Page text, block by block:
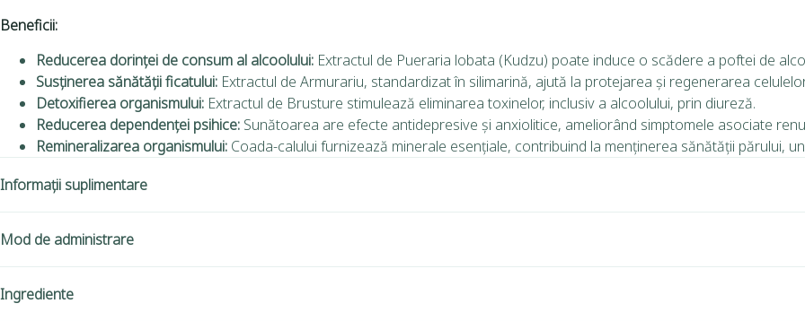
Beneficii:
Reducerea dorinței de consum al alcoolului: Extractul de Pueraria lobata (Kudzu) poate induce o scădere a poftei de
Susținerea sănătății ficatului: Extractul de Armurariu, standardizat în silimarină, ajută la protejarea și regenerarea
Detoxifierea organismului: Extractul de Brusture stimulează eliminarea toxinelor, inclusiv a alcoolului, prin diureză.
Reducerea dependenței psihice: Sunătoarea are efecte antidepresive și anxiolitice, ameliorând simptomele asociate
Remineralizarea organismului: Coada-calului furnizează minerale esențiale, contribuind la menținerea sănătății părului,
Informații suplimentare
Mod de administrare
Ingrediente